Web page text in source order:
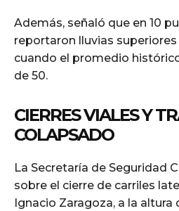
Además, señaló que en 10
reportaron lluvias
cuando el promedio
de 50.
CIERRES VIALES Y
COLAPSADO
La Secretaría de Seguridad
sobre el cierre de carriles
Ignacio Zaragoza, a la altura